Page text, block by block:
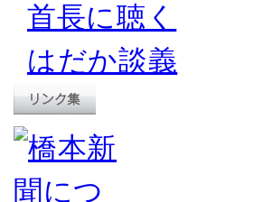
首長に聴く
はだか談義